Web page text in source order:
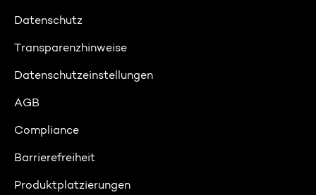
Datenschutz
Transparenzhinweise
Datenschutzeinstellungen
AGB
Compliance
Barrierefreiheit
Produktplatzierungen